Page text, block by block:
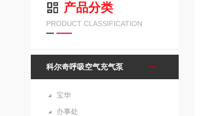
产品分类
PRODUCT CLASSIFICATION
科尔奇呼吸空气充气泵
宝华
办事处